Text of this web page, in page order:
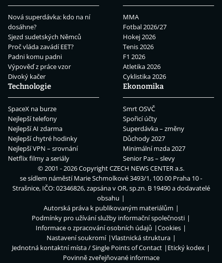
Nová superdávka: kdo na ní
dosáhne?
Sjezd sudetských Němců
Proč vláda zavádí EET?
Padni komu padni
Výpověď z práce vzor
Divoký kačer
MMA
Fotbal 2026/27
Hokej 2026
Tenis 2026
F1 2026
Atletika 2026
Cyklistika 2026
Technologie
SpaceX na burze
Nejlepší telefony
Nejlepší AI zdarma
Nejlepší chytré hodinky
Nejlepší VPN – srovnání
Netflix filmy a seriály
Ekonomika
Smrt OSVČ
Spořicí účty
Superdávka – změny
Důchody 2027
Minimální mzda 2027
Senior Pas – slevy
© 2001 - 2026 CopyrightCZECH NEWS CENTER a.s.
se sídlem náměstí Marie Schmolkové 3493/1, 100 00 Praha 10 -
Strašnice, IČO: 02346826, zapsána v OR, sp.zn. B 19490 a dodavatelé
obsahu
Autorská práva k publikovaným materiálům
Podmínky pro užívání služby informační společnosti
Informace o zpracování osobních údajů
Cookies
Nastavení soukromí
Vlastnická struktura
Jednotná kontaktní místa / Single Points of Contact
Etický kodex
Povinně zveřejňované informace